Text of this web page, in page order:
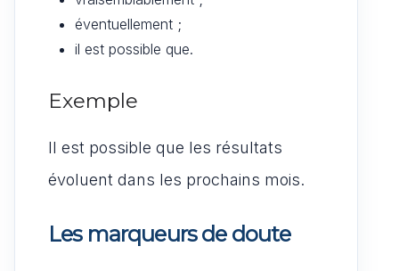
éventuellement ;
il est possible que.
Exemple
Il est possible que les résultats
évoluent dans les prochains mois.
Les marqueurs de doute